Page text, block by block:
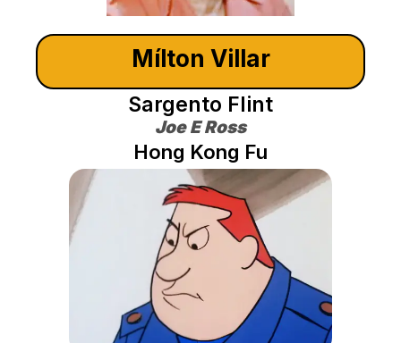
Mílton Villar
Sargento Flint
Joe E Ross
Hong Kong Fu